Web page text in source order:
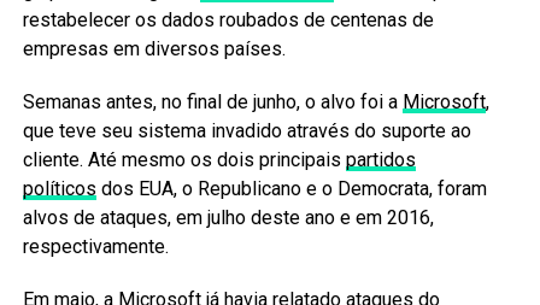
restabelecer os dados roubados de centenas de
empresas em diversos países.
Semanas antes, no final de junho, o alvo foi a Microsoft,
que teve seu sistema invadido através do suporte ao
cliente. Até mesmo os dois principais partidos
políticos dos EUA, o Republicano e o Democrata, foram
alvos de ataques, em julho deste ano e em 2016,
respectivamente.
Em maio, a Microsoft já havia relatado ataques do